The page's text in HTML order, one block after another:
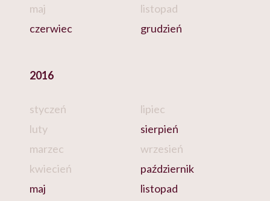
maj
czerwiec
listopad
grudzień
2016
styczeń
luty
marzec
kwiecień
maj
lipiec
sierpień
wrzesień
październik
listopad